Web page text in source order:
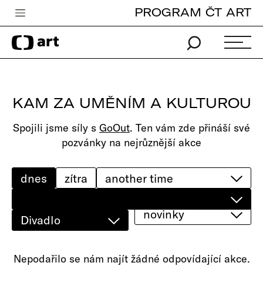
Česká televize
Zpravodajství
iVysílání
TV program
edu
PROGRAM ČT ART
KAM ZA UMĚNÍM A KULTUROU
Spojili jsme síly s GoOut. Ten vám zde přináší své
pozvánky na nejrůznější akce
Divadlo
dnes zítra
novinky
Nepodařilo se nám najít žádné odpovídající akce.